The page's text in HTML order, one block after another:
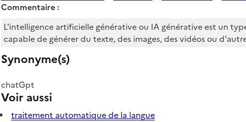
Commentaire :
L'intelligence artificielle générative ou IA générative est un
capable de générer du texte, des images, des vidéos ou
Synonyme(s)
chatGpt
Voir aussi
traitement automatique de la langue